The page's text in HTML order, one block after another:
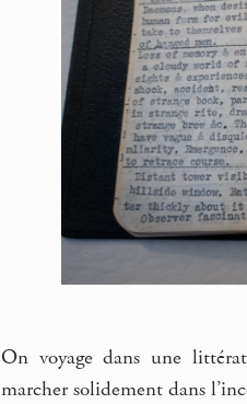
On voyage dans une
marcher solidement dans